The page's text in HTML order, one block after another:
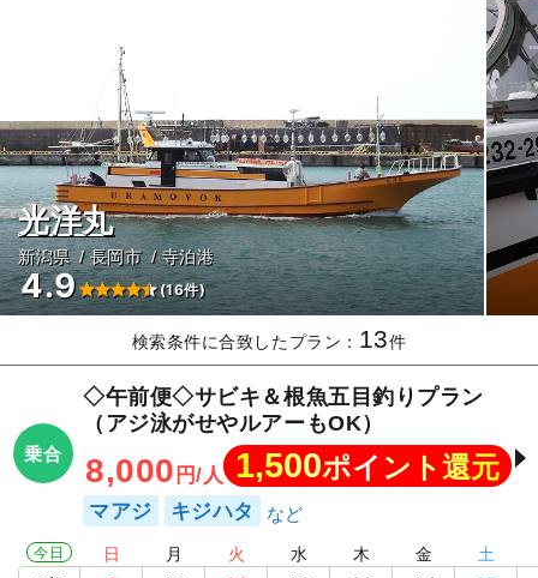
光洋丸
新潟県 長岡市 寺泊港
4.9 (16件)
検索条件に合致したプラン： 13件
乗合
◇午前便◇サビキ＆根魚五目釣りプラン
（アジ泳がせやルアーもOK）
8,000 円/人 1,500ポイント還元
マアジ キジハタ
今日 日 月 火 水 木 金 土